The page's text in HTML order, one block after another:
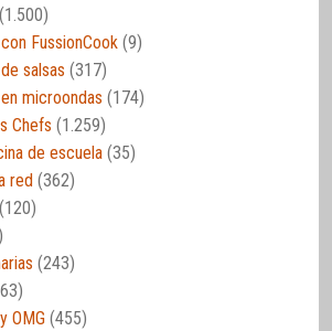
(1.500)
FussionCook (9)
salsas (317)
microondas (174)
Chefs (1.259)
de escuela (35)
red (362)
(120)
(243)
OMG (455)